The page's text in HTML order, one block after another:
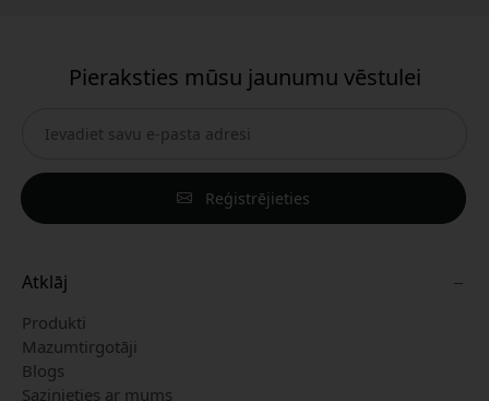
Pieraksties mūsu jaunumu vēstulei
Reģistrējieties
Atklāj
Produkti
Mazumtirgotāji
Blogs
Sazinieties ar mums